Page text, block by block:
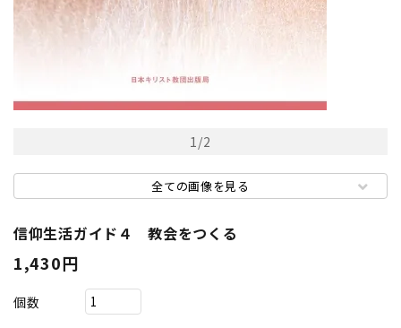
1/2
全ての画像を見る
信仰生活ガイド４ 教会をつくる
1,430円
個数